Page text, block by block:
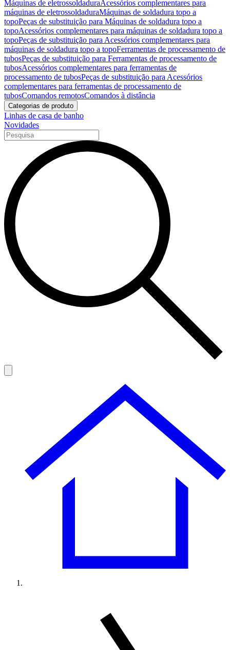
Máquinas de eletrossoldaduraAcessórios complementares para
máquinas de eletrossoldaduraMáquinas de soldadura topo a
topoPeças de substituição para Máquinas de soldadura topo a
topoAcessórios complementares para máquinas de soldadura topo a
topoPeças de substituição para Acessórios complementares para
máquinas de soldadura topo a topoFerramentas de processamento de
tubosPeças de substituição para Ferramentas de processamento de
tubosAcessórios complementares para ferramentas de
processamento de tubosPeças de substituição para Acessórios
complementares para ferramentas de processamento de
tubosComandos remotosComandos à distância
Categorias de produto
Linhas de casa de banho
Novidades